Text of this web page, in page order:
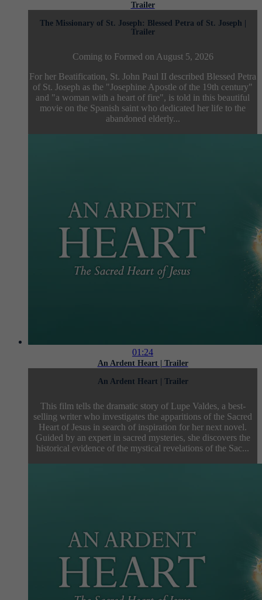
Trailer
The Missionary of St. Joseph: Blessed Petra of St. Joseph |
Trailer
Coming to Formed on August 5, 2026
For her Beatification, St. John Paul II described Blessed Petra
of St. Joseph as the "Josephine Apostle of the 19th century"
and "a woman with a heart of fire", is told in this beautiful
movie on the Spanish saint who dedicated her life to the
abandoned elderly...
01:24
An Ardent Heart | Trailer
An Ardent Heart | Trailer
This film tells the dramatic story of Lupe Valdes, a best-
selling writer who investigates the apparitions of the Sacred
Heart of Jesus in search of inspiration for her next novel.
Guided by an expert in sacred mysteries, she discovers the
historical evidence of the mystical revelations of the Sac...